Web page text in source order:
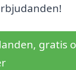
gratis